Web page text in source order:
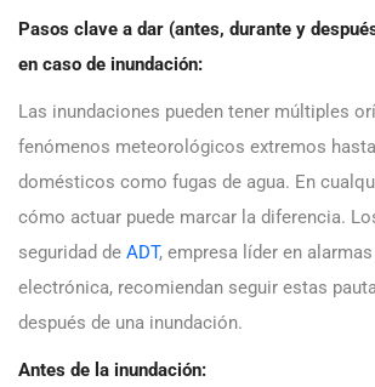
Pasos clave a dar (antes, durante y
en caso de inundación:
Las inundaciones pueden tener múltiples
fenómenos meteorológicos extremos
domésticos como fugas de agua. En
cómo actuar puede marcar la diferencia.
seguridad de ADT, empresa líder en
electrónica, recomiendan seguir estas
después de una inundación.
Antes de la inundación: